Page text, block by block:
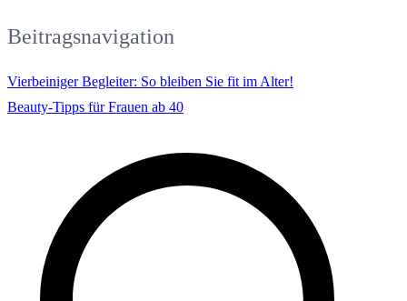
Beitragsnavigation
Vierbeiniger Begleiter: So bleiben Sie fit im Alter!
Beauty-Tipps für Frauen ab 40